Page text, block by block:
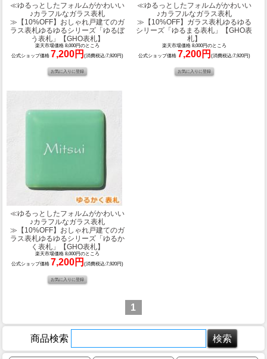
≪ゆるっとしたフォルムがかわいい
♪カラフルなガラス表札
≫ 【10%OFF】おしゃれ戸建てのガ
ラス表札ゆるゆるシリーズ「ゆるぼ
う表札」【GHO表札】
楽天市場価格 8,000円のところ
公式ショップ価格 7,200円(消費税込:7,920円)
≪ゆるっとしたフォルムがかわいい
♪カラフルなガラス表札
≫ 【10%OFF】ガラス表札ゆるゆる
シリーズ「ゆるまる表札」【GHO表
札】
楽天市場価格 8,000円のところ
公式ショップ価格 7,200円 (消費税込:7,920円)
≪ゆるっとしたフォルムがかわいい
♪カラフルなガラス表札
≫ 【10%OFF】おしゃれ戸建てのガ
ラス表札ゆるゆるシリーズ「ゆるか
く表札」【GHO表札】
楽天市場価格 8,000円のところ
公式ショップ価格 7,200円(消費税込:7,920円)
1
商品検索